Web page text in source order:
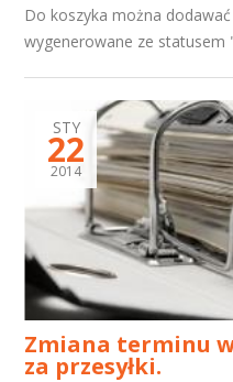
Do koszyka można
wygenerowane ze statusem
STY
22
2014
Zmiana terminu
za przesyłki.